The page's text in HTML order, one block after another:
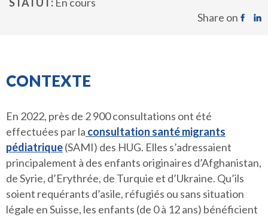
Share on
CONTEXTE
En 2022, près de 2 900 consultations ont été
effectuées par la consultation santé migrants
pédiatrique(SAMI) des HUG. Elles s’adressaient
principalement à des enfants originaires d’Afghanistan,
de Syrie, d’Erythrée, de Turquie et d’Ukraine. Qu’ils
soient requérants d’asile, réfugiés ou sans situation
légale en Suisse, les enfants (de 0 à 12 ans) bénéficient